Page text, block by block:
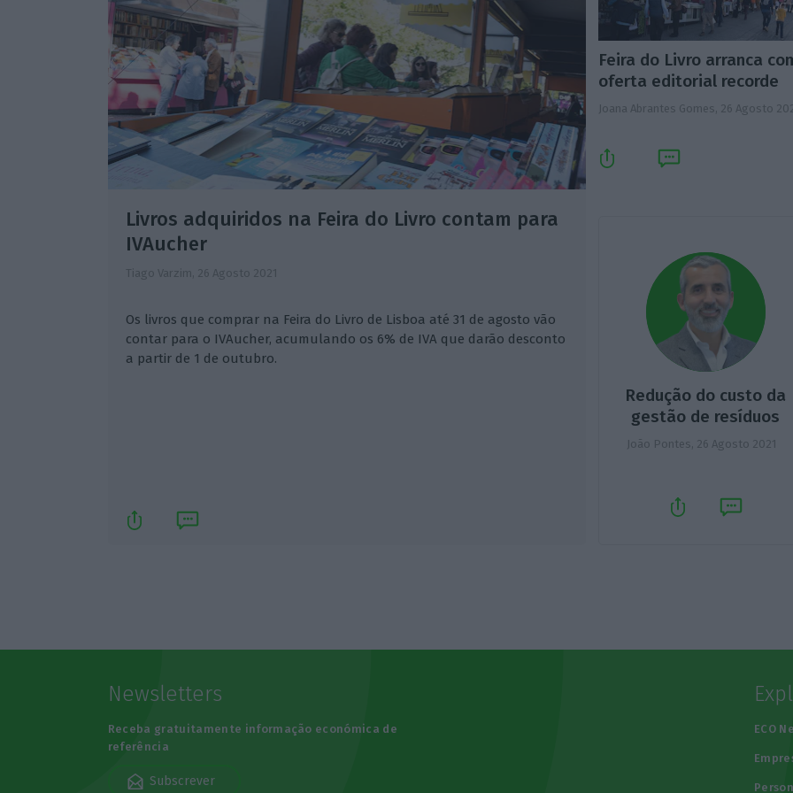
Livros adquiridos na Feira do Livro contam para
IVAucher
Tiago Varzim, 26 Agosto 2021
Os livros que comprar na Feira do Livro de Lisboa até 31 de agosto vão
contar para o IVAucher, acumulando os 6% de IVA que darão desconto
a partir de 1 de outubro.
Feira do Livro arranca
oferta editorial recorde
Joana Abrantes Gomes, 26 Agosto
Redução do custo da
gestão de resíduos
João Pontes, 26 Agosto 2021
Newsletters
Receba gratuitamente informação económica de
referência
Subscrever
ECO